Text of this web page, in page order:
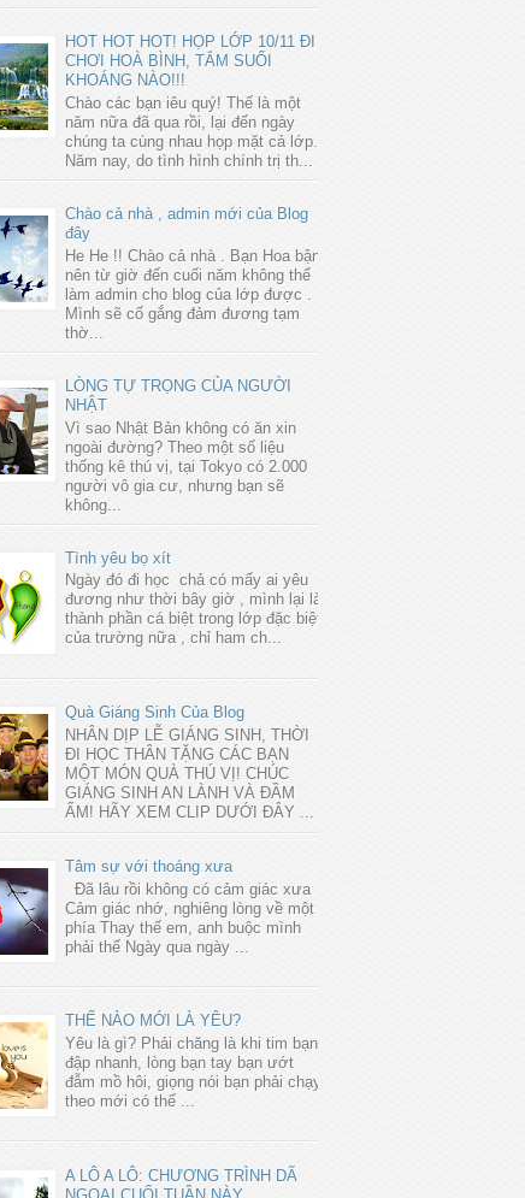
HOT HOT HOT! HỌP LỚP 10/11 ĐI
CHƠI HOÀ BÌNH, TẮM SUỐI
KHOÁNG NÀO!!!
Chào các bạn iêu quý! Thế là một
năm nữa đã qua rồi, lại đến ngày
chúng ta cùng nhau họp mặt cả lớp.
Năm nay, do tình hình chính trị th...
Chào cả nhà , admin mới của Blog
đây
He He !! Chào cả nhà . Bạn Hoa bận
nên từ giờ đến cuối năm không thể
làm admin cho blog của lớp được .
Mình sẽ cố gắng đảm đương tạm
thờ...
LÒNG TỰ TRỌNG CỦA NGƯỜI
NHẬT
Vì sao Nhật Bản không có ăn xin
ngoài đường? Theo một số liệu
thống kê thú vị, tại Tokyo có 2.000
người vô gia cư, nhưng bạn sẽ
không...
Tình yêu bọ xít
Ngày đó đi học chả có mấy ai yêu
đương như thời bây giờ , mình lại là
thành phần cá biệt trong lớp đặc biệt
của trường nữa , chỉ ham ch...
Quà Giáng Sinh Của Blog
NHÂN DỊP LỄ GIÁNG SINH, THỜI
ĐI HỌC THÂN TẶNG CÁC BẠN
MỘT MÓN QUÀ THÚ VỊ! CHÚC
GIÁNG SINH AN LÀNH VÀ ĐẦM
ẤM! HÃY XEM CLIP DƯỚI ĐÂY ...
Tâm sự với thoáng xưa
Đã lâu rồi không có cảm giác xưa
Cảm giác nhớ, nghiêng lòng về một
phía Thay thế em, anh buộc mình
phải thế Ngày qua ngày ...
THẾ NÀO MỚI LÀ YÊU?
Yêu là gì? Phải chăng là khi tim bạn
đập nhanh, lòng bạn tay bạn ướt
đẫm mồ hôi, giọng nói bạn phải chạy
theo mới có thể ...
A LÔ A LÔ: CHƯƠNG TRÌNH DÃ